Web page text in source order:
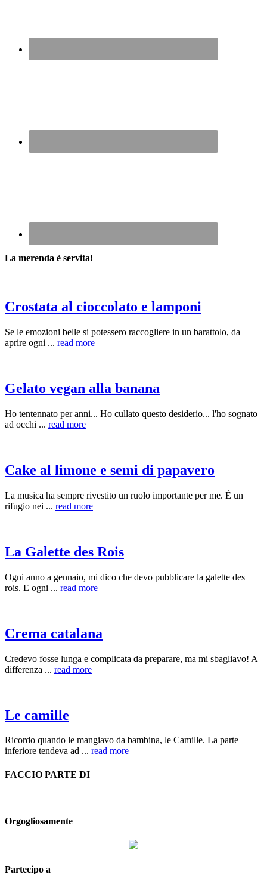
La merenda è servita!
Crostata al cioccolato e lamponi
Se le emozioni belle si potessero raccogliere in un barattolo, da
aprire ogni ... read more
Gelato vegan alla banana
Ho tentennato per anni... Ho cullato questo desiderio... l'ho sognato
ad occhi ... read more
Cake al limone e semi di papavero
La musica ha sempre rivestito un ruolo importante per me. É un
rifugio nei ... read more
La Galette des Rois
Ogni anno a gennaio, mi dico che devo pubblicare la galette des
rois. E ogni ... read more
Crema catalana
Credevo fosse lunga e complicata da preparare, ma mi sbagliavo! A
differenza ... read more
Le camille
Ricordo quando le mangiavo da bambina, le Camille. La parte
inferiore tendeva ad ... read more
FACCIO PARTE DI
Orgogliosamente
Partecipo a